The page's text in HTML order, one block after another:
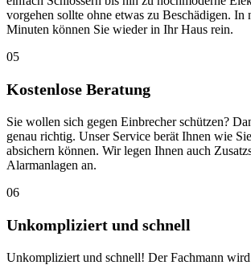
vorgehen sollte ohne etwas zu Beschädigen. In
Minuten können Sie wieder in Ihr Haus rein.
05
Kostenlose Beratung
Sie wollen sich gegen Einbrecher schützen?
genau richtig. Unser Service berät Ihnen wie
absichern können. Wir legen Ihnen auch
Alarmanlagen an.
06
Unkompliziert und schnell
Unkompliziert und schnell! Der Fachmann